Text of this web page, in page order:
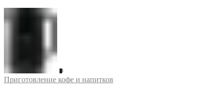
Приготовление кофе и напитков